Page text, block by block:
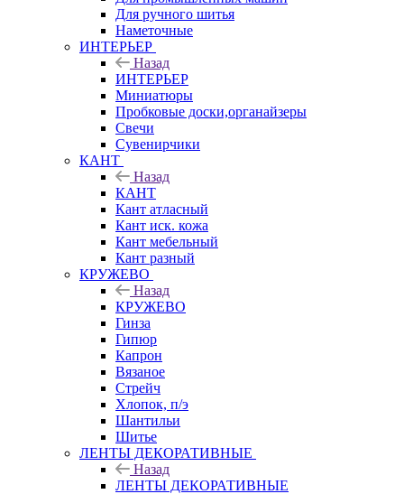
Для ручного шитья
Наметочные
ИНТЕРЬЕР
Назад
ИНТЕРЬЕР
Миниатюры
Пробковые доски,органайзеры
Свечи
Сувенирчики
КАНТ
Назад
КАНТ
Кант атласный
Кант иск. кожа
Кант мебельный
Кант разный
КРУЖЕВО
Назад
КРУЖЕВО
Гинза
Гипюр
Капрон
Вязаное
Стрейч
Хлопок, п/э
Шантильи
Шитье
ЛЕНТЫ ДЕКОРАТИВНЫЕ
Назад
ЛЕНТЫ ДЕКОРАТИВНЫЕ